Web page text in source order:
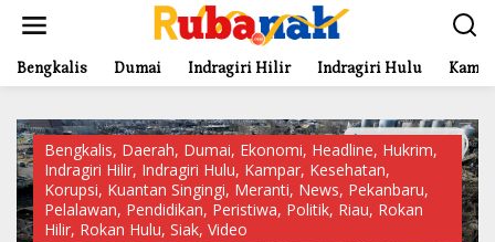
t
Bengkalis Dumai Indragiri Hilir Indragiri Hulu
Bengkalis, Daerah, Dumai, Ekonomi, Headline, Hukrim,
Indragiri Hilir, Indragiri Hulu, Kampar, Kesehatan,
Korupsi, Kuantan Singingi, Meranti, News, Pekanbaru,
Pelalawan, Pendidikan, Peristiwa, Politik, Riau, Rokan
Hilir, Rokan Hulu, Siak, Video